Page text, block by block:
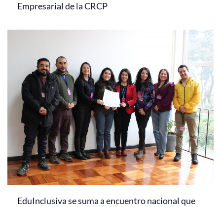
Empresarial de la CRCP
EduInclusiva se suma a encuentro nacional que